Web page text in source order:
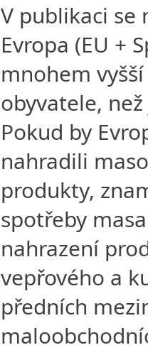
V publikaci se
Evropa (EU +
mnohem
obyvatele,
Pokud by
nahradili
produkty,
spotřeby
nahrazení
vepřového a
předních